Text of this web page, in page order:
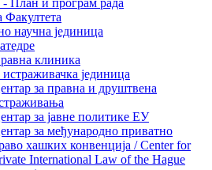
План и програм рада
Факултета
научна јединица
клиника
јединица
за правна и друштвена
за јавне политике ЕУ
за међународно приватно
хашких конвенција / Center for
International Law of the Hague